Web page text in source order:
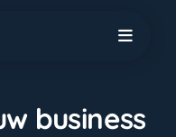
business